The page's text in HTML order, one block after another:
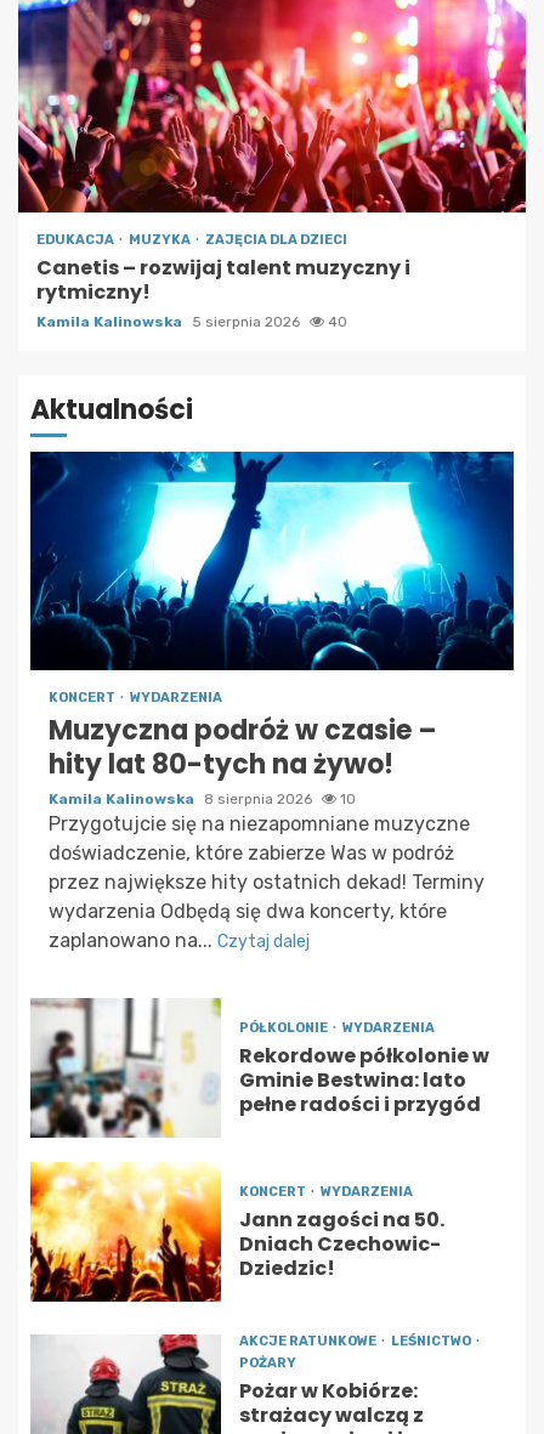
EDUKACJA MUZYKA ZAJĘCIA DLA DZIECI
Canetis – rozwijaj talent muzyczny i
rytmiczny!
Kamila Kalinowska 5 sierpnia 2026 40
Aktualności
KONCERT WYDARZENIA
Muzyczna podróż w czasie –
hity lat 80-tych na żywo!
Kamila Kalinowska 8 sierpnia 2026 10
Przygotujcie się na niezapomniane muzyczne
doświadczenie, które zabierze Was w podróż
przez największe hity ostatnich dekad! Terminy
wydarzenia Odbędą się dwa koncerty, które
zaplanowano na... Czytaj dalej
PÓŁKOLONIE WYDARZENIA
Rekordowe półkolonie w
Gminie Bestwina: lato
pełne radości i przygód
KONCERT WYDARZENIA
Jann zagości na 50.
Dniach Czechowic-
Dziedzic!
AKCJE RATUNKOWE
LEŚNICTWO
POŻARY
Pożar w Kobiórze:
strażacy walczą z